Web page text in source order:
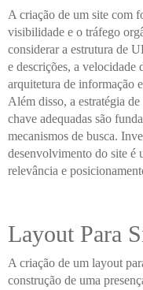
A criação de um site com
visibilidade e o tráfego
considerar a estrutura de
e descrições, a velocidade
arquitetura de informação
Além disso, a estratégia
chave adequadas são
mecanismos de busca.
desenvolvimento do site é
relevância e
Layout Para
A criação de um layout
construção de uma